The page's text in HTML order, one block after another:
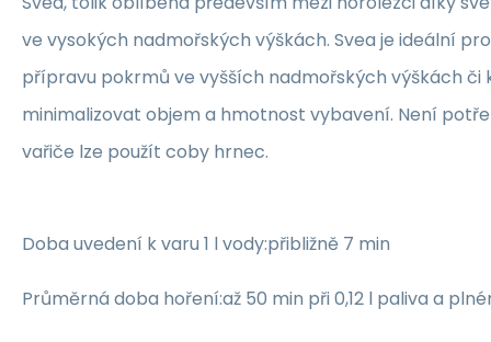
ve vysokých nadmořských výškách. Svea je ideální
přípravu pokrmů ve vyšších nadmořských výškách či
minimalizovat objem a hmotnost vybavení. Není
vařiče lze použít coby hrnec.
Doba uvedení k varu 1 l vody:přibližně 7 min
Průměrná doba hoření:až 50 min při 0,12 l paliva a